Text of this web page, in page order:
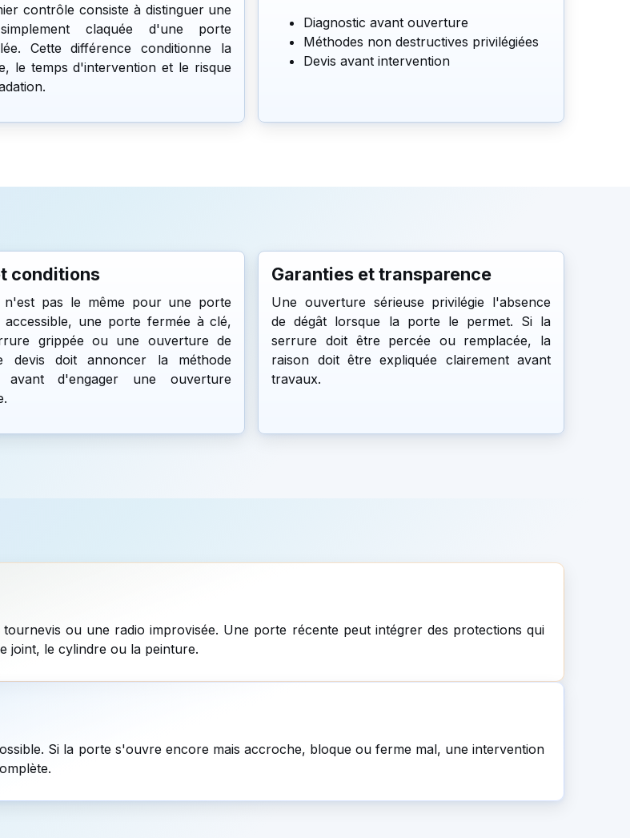
contrôle consiste à distinguer une
claquée d'une porte
Cette différence conditionne la
le temps d'intervention et le risque
Diagnostic avant ouverture
Méthodes non destructives privilégiées
Devis avant intervention
conditions
n'est pas le même pour une porte
accessible, une porte fermée à clé,
grippée ou une ouverture de
devis doit annoncer la méthode
avant d'engager une ouverture
Garanties et transparence
Une ouverture sérieuse privilégie l'absence
de dégât lorsque la porte le permet. Si la
serrure doit être percée ou remplacée, la
raison doit être expliquée clairement avant
travaux.
ou une radio improvisée. Une porte récente peut intégrer des protections qui
joint, le cylindre ou la peinture.
Si la porte s'ouvre encore mais accroche, bloque ou ferme mal, une intervention